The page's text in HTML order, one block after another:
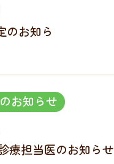
お知らせ
お知らせ
療担当医のお知らせ